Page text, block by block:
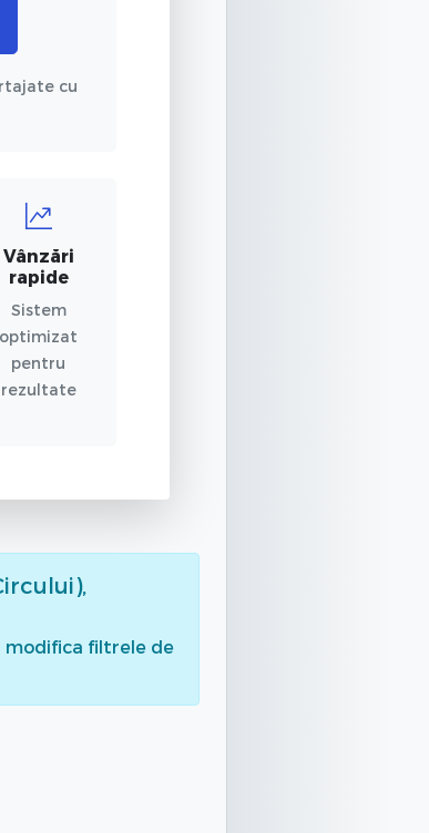
cu
Vânzări
rapide
Sistem
optimizat
pentru
rezultate
modifica filtrele de